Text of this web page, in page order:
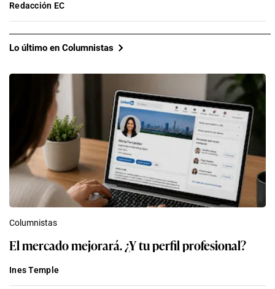
Redacción EC
Lo último en Columnistas
Columnistas
El mercado mejorará. ¿Y tu perfil profesional?
Ines Temple